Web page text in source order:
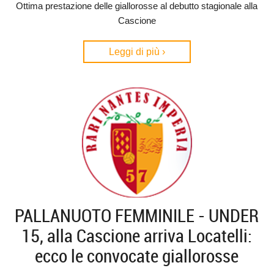
Ottima prestazione delle giallorosse al debutto stagionale alla
Cascione
Leggi di più ›
PALLANUOTO FEMMINILE - UNDER
15, alla Cascione arriva Locatelli:
ecco le convocate giallorosse